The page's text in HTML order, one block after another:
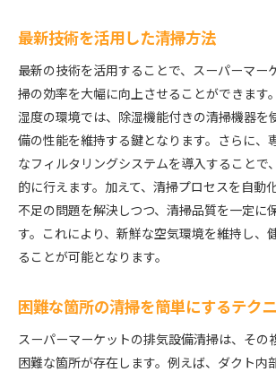
最新技術を活用した清掃方法
最新の技術を活用することで、スーパーマー
掃の効率を大幅に向上させることができます
湿度の環境では、除湿機能付きの清掃機器を
備の性能を維持する鍵となります。さらに、
なフィルタリングシステムを導入することで
的に行えます。加えて、清掃プロセスを自動
不足の問題を解決しつつ、清掃品質を一定に
す。これにより、新鮮な空気環境を維持し、
ることが可能となります。
困難な箇所の清掃を簡単にするテク
スーパーマーケットの排気設備清掃は、その
困難な箇所が存在します。例えば、ダクト内